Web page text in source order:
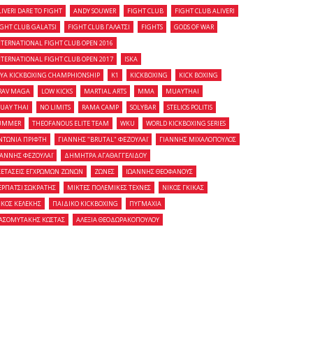
DARE TO FIGHT ANDY SOUWER FIGHT CLUB
FIGHT CLUB ALIVERI
CLUB GALATSI
FIGHT CLUB ΓΑΛΑΤΣΙ FIGHTS
GODS OF WAR
FIGHT CLUB OPEN 2016
FIGHT CLUB OPEN 2017
ISKA
KICKBOXING CHAMPHIONSHIP
K1 KICKBOXING
KICK BOXING
MAGA
LOW KICKS MARTIAL ARTS MMA
MUAYTHAI
THAI
NO LIMITS RAMA CAMP SOLYBAR
STELIOS POLITIS
THEOFANOUS ELITE TEAM WKU
WORLD KICKBOXING SERIES
ΠΡΙΦΤΗ
ΓΙΑΝΝΗΣ "BRUTAL" ΦΕΖΟΥΛΑΪ
ΓΙΑΝΝΗΣ ΜΙΧΑΛΟΠΟΥΛΟΣ
ΦΕΖΟΥΛΑΪ
ΔΗΜΗΤΡΑ ΑΓΑΘΑΓΓΕΛΙΔΟΥ
ΕΓΧΡΩΜΩΝ ΖΩΝΩΝ
ΖΩΝΕΣ
ΙΩΑΝΝΗΣ ΘΕΟΦΑΝΟΥΣ
ΣΩΚΡΑΤΗΣ
ΜΙΚΤΕΣ ΠΟΛΕΜΙΚΕΣ ΤΕΧΝΕΣ
ΝΙΚΟΣ ΓΚΙΚΑΣ
ΚΕΛΕΚΗΣ
ΠΑΙΔΙΚΟ KICKBOXING
ΠΥΓΜΑΧΙΑ
ΚΩΣΤΑΣ
ΑΛΕΞΙΑ ΘΕΟΔΩΡΑΚΟΠΟΥΛΟΥ